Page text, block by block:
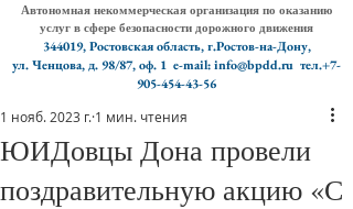
Автономная некоммерческая организация по оказанию
услуг в сфере безопасности дорожного движения
344019, Ростовская область, г.Ростов-на-Дону,
ул. Ченцова, д. 98/87, оф. 1 e-mail: info@bpdd.ru тел.+7-
905-454-43-56
ЮИДовцы Дона провели
поздравительную акцию «С
1 нояб. 2023 г. 1 мин. чтения